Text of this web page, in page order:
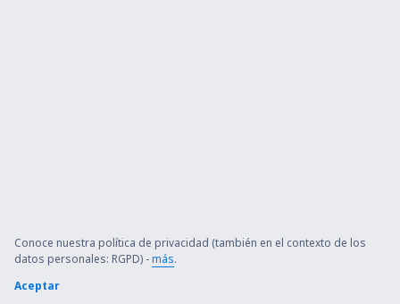
Conoce nuestra política de privacidad (también en el contexto de los
datos personales: RGPD) -más.
Aceptar